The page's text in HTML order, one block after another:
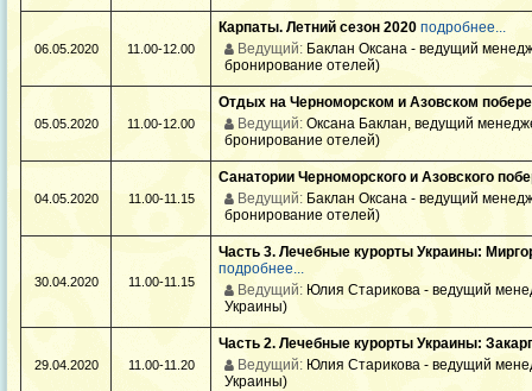
06.05.2020 11.00-12.00
Карпаты. Летний сезон 2020 подробнее...
Ведущий: Баклан Оксана - ведущий
бронирование отелей)
05.05.2020 11.00-12.00
Отдых на Черноморском и Азовском
Ведущий: Оксана Баклан, ведущий
бронирование отелей)
04.05.2020 11.00-11.15
Санатории Черноморского и Азовского
Ведущий: Баклан Оксана - ведущий
бронирование отелей)
30.04.2020 11.00-11.15
Часть 3. Лечебные курорты Украины:
подробнее...
Ведущий: Юлия Старикова - ведущий
Украины)
29.04.2020 11.00-11.20
Часть 2. Лечебные курорты Украины:
Ведущий: Юлия Старикова - ведущий
Украины)